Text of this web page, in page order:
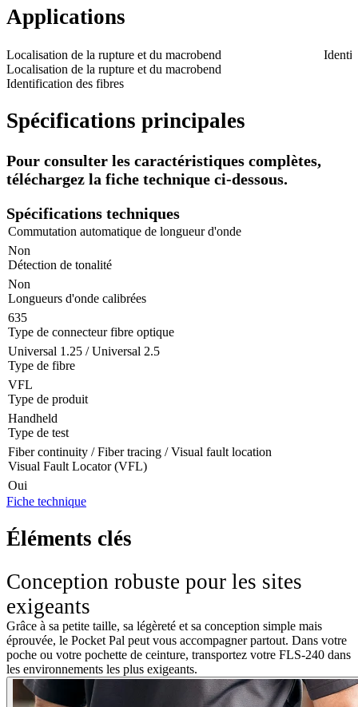
Applications
Localisation de la rupture et du macrobend
Localisation de la rupture et du macrobend
Identification des fibres
Spécifications principales
Pour consulter les caractéristiques complètes,
téléchargez la fiche technique ci-dessous.
Spécifications techniques
Commutation automatique de longueur d'onde
Non
Détection de tonalité
Non
Longueurs d'onde calibrées
635
Type de connecteur fibre optique
Universal 1.25 / Universal 2.5
Type de fibre
VFL
Type de produit
Handheld
Type de test
Fiber continuity / Fiber tracing / Visual fault location
Visual Fault Locator (VFL)
Oui
Fiche technique
Éléments clés
Conception robuste pour les sites
exigeants
Grâce à sa petite taille, sa légèreté et sa conception simple mais
éprouvée, le Pocket Pal peut vous accompagner partout. Dans votre
poche ou votre pochette de ceinture, transportez votre FLS-240 dans
les environnements les plus exigeants.